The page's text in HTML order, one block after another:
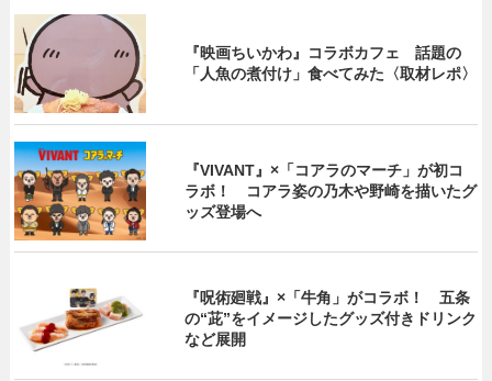
『映画ちいかわ』コラボカフェ 話題の
「人魚の煮付け」食べてみた〈取材レポ〉
『VIVANT』×「コアラのマーチ」が初コ
ラボ！ コアラ姿の乃木や野崎を描いたグ
ッズ登場へ
『呪術廻戦』×「牛角」がコラボ！ 五条
の“茈”をイメージしたグッズ付きドリンク
など展開